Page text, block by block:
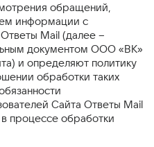
обращений,
информации с
Mail (далее –
документом ООО «ВК»
и определяют политику
обработки таких
Сайта Ответы Mail
процессе обработки